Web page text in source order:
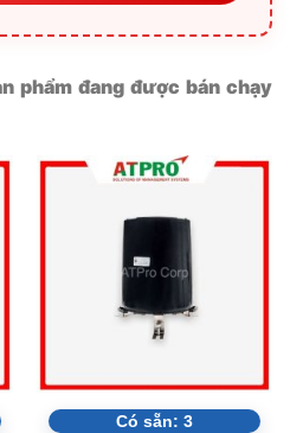
phẩm đang được bán chạy
Có sẵn: 3